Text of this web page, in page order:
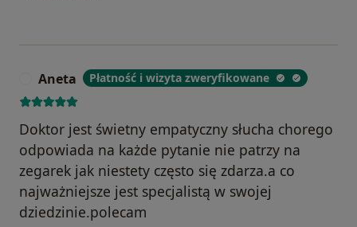
Aneta Płatność i wizyta zweryfikowane
Doktor jest świetny empatyczny słucha chorego
odpowiada na każde pytanie nie patrzy na
zegarek jak niestety często się zdarza.a co
najważniejsze jest specjalistą w swojej
dziedzinie.polecam